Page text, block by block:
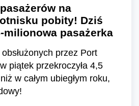
na
pobity! Dziś
milionowa pasażerka
przez Port
piątek przekroczyła 4,5
w całym ubiegłym roku,